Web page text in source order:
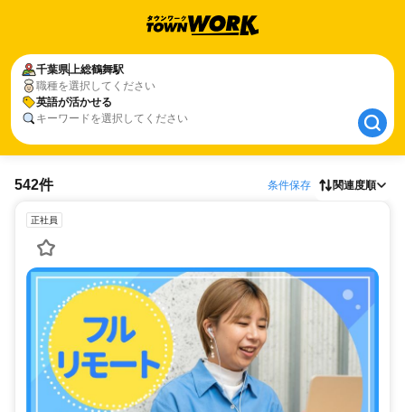
千葉県上総鶴舞駅
職種を選択してください
英語が活かせる
キーワードを選択してください
千葉県上総鶴舞駅
英語が活かせる
542件 条件保存 関連度順
正社員